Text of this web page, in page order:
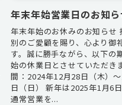
年末年始営業日のお知ら
年末年始のお休みのお知らせ
別のご愛顧を賜り、心より御
す。誠に勝手ながら、以下の
始の休業日とさせていただき
間：2024年12月28日（木）
日（日） 新年は2025年1月6
通常営業を...